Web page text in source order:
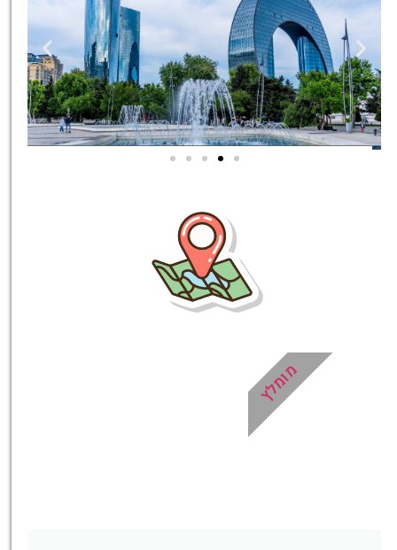
הדרכה מקצועית
ואינפורמטיבית במיוחד
עבורכם!
לחצו פה!
מומלץ